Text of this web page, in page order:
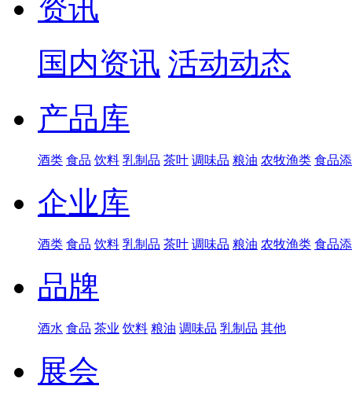
资讯
国内资讯 活动动态
产品库
酒类 食品 饮料 乳制品 茶叶 调味品 粮油 农牧渔类 食品
企业库
酒类 食品 饮料 乳制品 茶叶 调味品 粮油 农牧渔类 食品
品牌
酒水 食品 茶业 饮料 粮油 调味品 乳制品 其他
展会